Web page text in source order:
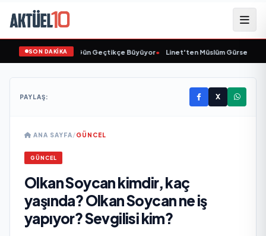
SON DAKİKA
Animasyon Pazarı Gün Geçtikçe Büyüyor• Linet'ten Müslüm Gürses'e
PAYLAŞ: X
ANA SAYFA/GÜNCEL
GÜNCEL
Olkan Soycan kimdir, kaç
yaşında? Olkan Soycan ne iş
yapıyor? Sevgilisi kim?